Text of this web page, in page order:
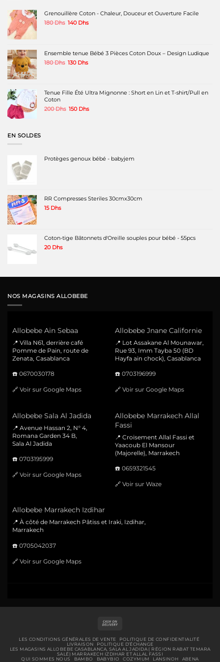
Grenouillère Coton - Chaleur, Douceur et Ouverture Facile
180Dhs Le
140 DhsLe
140 Dhs.
Ensemble tenue Bébé 3 Pièces Coton Doux – Design Ludique
180Dhs Le
180 Dhs.
130 DhsLe
130 Dhs.
Tenue Fille Été Ultra Mignonne : Short en Lin et T-shirt/Pull en
Coton
200Dhs Le
150 DhsLe
EN SOLDES
Protèges genoux bébé - babyjem
RR Compresses Steriles 30cmx30cm
15 Dhs
Coton-tige Bâtonnets d'Oreille souples pour bébé - 55pcs
20 Dhs
NOS MAGASINS ALLOBEBE
Allobebe Ain Sebaa
📍 Villa N61, derrière café
Pomme de Pain, route de
Zenata, Casablanca
☎️ 0670030178
🔗 Voir sur Google Maps
Allobebe Jnane Californie
📍 Lot Assakane Al Mounawar,
Rue 93, Imm Tayba 50 (BD
Hayfa ain chock), Casablanca
☎️ 0703196999
🔗 Voir sur Google Maps
Allobebe Sala Al Jadida
📍 Avenue Hassan 2, N° 4,
Romana Garden 34 B,
Sala Al Jadida
☎️ 0703195999
🔗 Voir sur Google Maps
Allobebe Marrakech Allal
Fassi
📍 Croisement Allal Fassi et
Yaacoub El Mansour
(Majorelle), Marrakech
☎️ 0659321545
🔗 Voir sur Waze
Allobebe Marrakech Izdihar
📍 À côté de Marrakech Pâtiss et Iraki, Izdihar,
Marrakech
☎️ 0705042037
🔗 Voir sur Google Maps
Delivery
LES CONDITIONS GÉNÉRALES DE VENTE
POLITIQUE DE CONFIDENTIALITÉ
LIVRAISON
POLITIQUE D’ÉCHANGE
LES MAGASINS ALLOBEBE CASABLANCA, SALA AL JADIDA ( RÉGION RABAT TEMARA
SALÉ) MARRAKECH IZDIHAR ET ALLAL FASSI
QUI SOMMES NOUS
BAMBO BABYBIO COZYMUM LANSINOH
ABENA